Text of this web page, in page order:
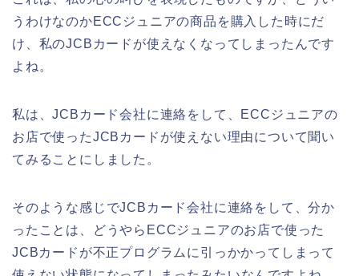
うわけなのかECCジュニアの商品を購入した時にだ
け、私のJCBカードが使えなくなってしまったんです
よね。
私は、JCBカード会社に連絡をして、ECCジュニアの
お店で使ったJCBカードが使えない理由について聞い
てみることにしました。
そのような感じでJCBカード会社に連絡をして、分か
ったことは、どうやらECCジュニアのお店で使った
JCBカードが不正プログラムに引っかかってしまって